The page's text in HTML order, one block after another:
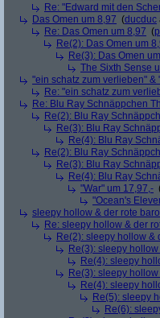
Re: "Edward mit den
Das Omen um 8,97 (ducduc
Re: Das Omen um 8,97 (
Re(2): Das Omen um
Re(3): Das Omen
The Sixth Sense
"ein schatz zum verlieben"
Re: "ein schatz zum
Re: Blu Ray Schnäppchen
Re(2): Blu Ray
Re(3): Blu Ray
Re(4): Blu Ray
Re(2): Blu Ray
Re(3): Blu Ray
Re(4): Blu Ray
"War" um 17,97,-
"Ocean's
sleepy hollow & der rote
Re: sleepy hollow & der
Re(2): sleepy hollow &
Re(3): sleepy
Re(4): sleepy
Re(3): sleepy
Re(4): sleepy
Re(5): sleepy
Re(6):